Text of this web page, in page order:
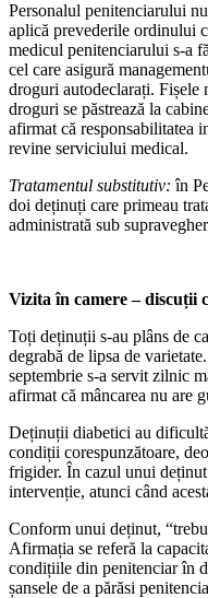
Personalul penitenciarului
aplică prevederile ordinului
medicul penitenciarului s-a
cel care asigură
droguri autodeclarați. Fișele
droguri se păstrează la
afirmat că responsabilitatea
revine serviciului medical.
Tratamentul substitutiv: în
doi deținuți care primeau
administrată sub
Vizita în camere – discuții
Toți deținuții s-au plâns de
degrabă de lipsa de
septembrie s-a servit zilnic
afirmat că mâncarea nu are
Deținuții diabetici au
condiții corespunzătoare,
frigider. În cazul unui
intervenție, atunci când
Conform unui deținut,
Afirmația se referă la
condițiile din penitenciar în
șansele de a părăsi